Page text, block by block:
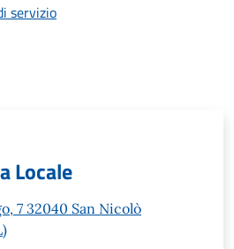
servizio
Locale
7 32040 San Nicolò